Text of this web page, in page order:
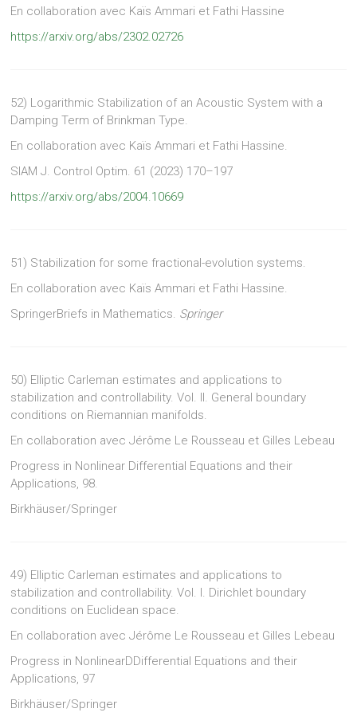
En collaboration avec Kaïs Ammari et Fathi Hassine
https://arxiv.org/abs/2302.02726
52) Logarithmic Stabilization of an Acoustic System with a
Damping Term of Brinkman Type.
En collaboration avec Kaïs Ammari et Fathi Hassine.
SIAM J. Control Optim. 61 (2023) 170–197
https://arxiv.org/abs/2004.10669
51) Stabilization for some fractional-evolution systems.
En collaboration avec Kaïs Ammari et Fathi Hassine.
SpringerBriefs in Mathematics. Springer
50) Elliptic Carleman estimates and applications to
stabilization and controllability. Vol. II. General boundary
conditions on Riemannian manifolds.
En collaboration avec Jérôme Le Rousseau et Gilles Lebeau
Progress in Nonlinear Differential Equations and their
Applications, 98.
Birkhäuser/Springer
49) Elliptic Carleman estimates and applications to
stabilization and controllability. Vol. I. Dirichlet boundary
conditions on Euclidean space.
En collaboration avec Jérôme Le Rousseau et Gilles Lebeau
Progress in NonlinearDDifferential Equations and their
Applications, 97
Birkhäuser/Springer